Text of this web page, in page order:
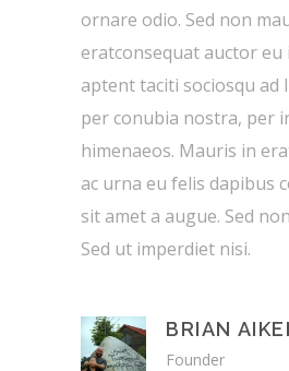
ornare odio. Sed non
eratconsequat auctor eu
aptent taciti sociosqu
per conubia nostra, per
himenaeos. Mauris in
ac urna eu felis dapibus
sit amet a augue. Sed
Sed ut imperdiet nisi.
BRIAN
Founder